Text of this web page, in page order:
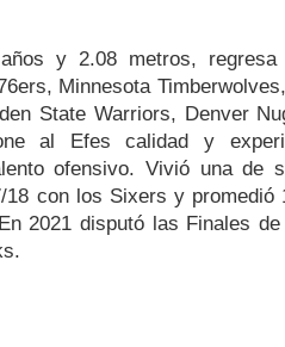
y 2.08 metros,
Minnesota
State Warriors, Denver
al Efes calidad y
ofensivo. Vivió una de
18 con los Sixers y
2021 disputó las Finales